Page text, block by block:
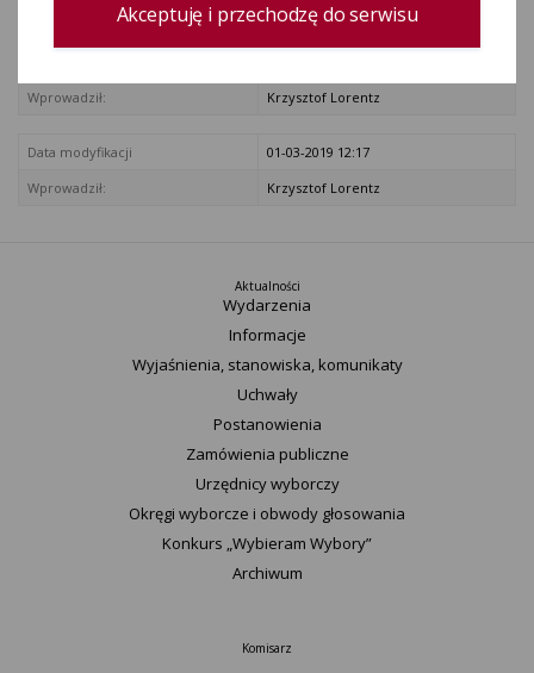
Wprowadził:
Krzysztof Lorentz
Data modyfikacji
01-03-2019 12:17
Wprowadził:
Krzysztof Lorentz
Aktualności
Wydarzenia
Informacje
Wyjaśnienia, stanowiska, komunikaty
Uchwały
Postanowienia
Zamówienia publiczne
Urzędnicy wyborczy
Okręgi wyborcze i obwody głosowania
Konkurs „Wybieram Wybory”
Archiwum
Komisarz
Akceptuję i przechodzę do serwisu